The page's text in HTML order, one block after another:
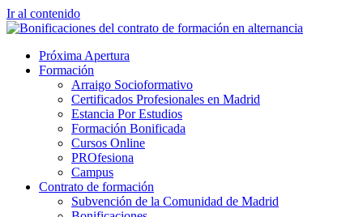
Ir al contenido
Próxima Apertura
Formación
Arraigo Socioformativo
Certificados Profesionales en Madrid
Estancia Por Estudios
Formación Bonificada
Cursos Online
PROfesiona
Campus
Contrato de formación
Subvención de la Comunidad de Madrid